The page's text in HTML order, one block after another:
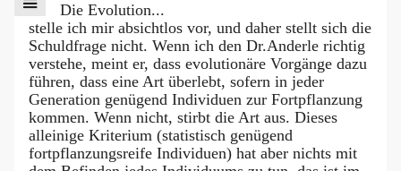
Die Evolution...
stelle ich mir absichtlos vor, und daher stellt sich die
Schuldfrage nicht. Wenn ich den Dr.Anderle richtig
verstehe, meint er, dass evolutionäre Vorgänge dazu
führen, dass eine Art überlebt, sofern in jeder
Generation genügend Individuen zur Fortpflanzung
kommen. Wenn nicht, stirbt die Art aus. Dieses
alleinige Kriterium (statistisch genügend
fortpflanzungsreife Individuen) hat aber nichts mit